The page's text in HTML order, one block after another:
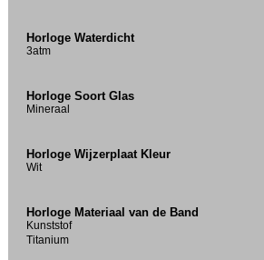
Horloge Waterdicht
3atm
Horloge Soort Glas
Mineraal
Horloge Wijzerplaat Kleur
Wit
Horloge Materiaal van de Band
Kunststof
Titanium